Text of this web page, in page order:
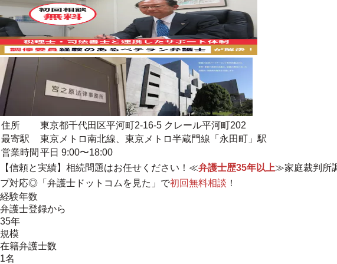
住所
東京都千代田区平河町2-16-5 クレール平河町202
最寄駅
東京メトロ南北線、東京メトロ半蔵門線「永田町」駅
営業時間 平日 9:00〜18:00
【信頼と実績】相続問題はお任せください！≪弁護士歴35年以上≫家庭裁判所
プ対応◎「弁護士ドットコムを見た」で初回無料相談 ！
経験年数
弁護士登録から
35年
規模
在籍弁護士数
1名